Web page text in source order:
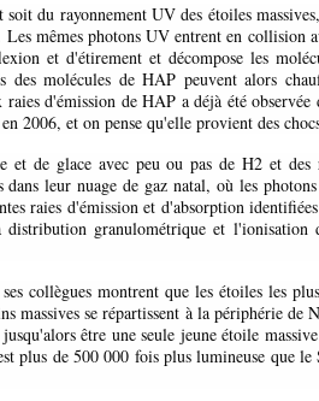
du rayonnement UV des étoiles
mêmes photons UV entrent en collision
et d'étirement et décompose les
des molécules de HAP peuvent alors
d'émission de HAP a déjà été observée
2006, et on pense qu'elle provient des
et de glace avec peu ou pas de H2 et
dans leur nuage de gaz natal, où les
raies d'émission et d'absorption
granulométrique et l'ionisation
collègues montrent que les étoiles les
massives se répartissent à la périphérie de
être une seule jeune étoile
plus de 500 000 fois plus lumineuse que